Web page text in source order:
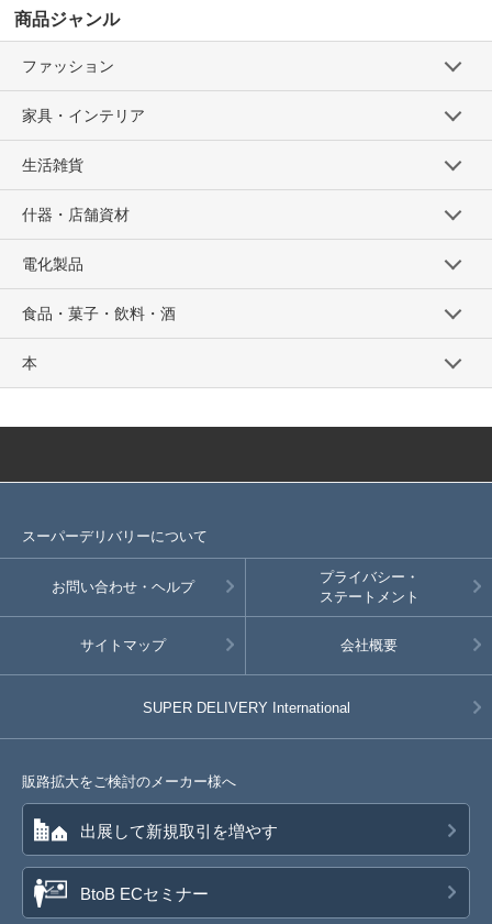
商品ジャンル
ファッション
家具・インテリア
生活雑貨
什器・店舗資材
電化製品
食品・菓子・飲料・酒
本
スーパーデリバリーについて
お問い合わせ・ヘルプ
プライバシー・
ステートメント
サイトマップ 会社概要
SUPER DELIVERY International
販路拡大をご検討のメーカー様へ
出展して新規取引を増やす
BtoB ECセミナー